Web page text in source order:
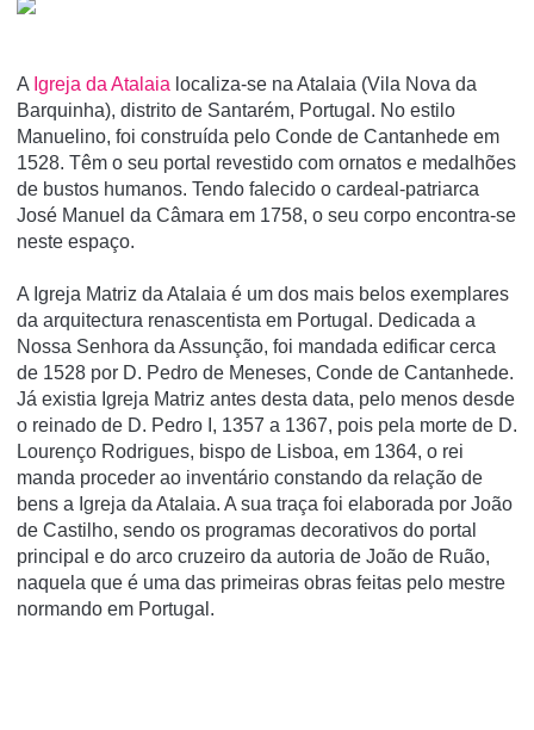
A Igreja da Atalaia localiza-se na Atalaia (Vila Nova da
Barquinha), distrito de Santarém, Portugal. No estilo
Manuelino, foi construí­da pelo Conde de Cantanhede em
1528. Têm o seu portal revestido com ornatos e medalhões
de bustos humanos. Tendo falecido o cardeal-patriarca
José Manuel da Câmara em 1758, o seu corpo encontra-se
neste espaço.
A Igreja Matriz da Atalaia é um dos mais belos exemplares
da arquitectura renascentista em Portugal. Dedicada a
Nossa Senhora da Assunção, foi mandada edificar cerca
de 1528 por D. Pedro de Meneses, Conde de Cantanhede.
Já existia Igreja Matriz antes desta data, pelo menos desde
o reinado de D. Pedro I, 1357 a 1367, pois pela morte de D.
Lourenço Rodrigues, bispo de Lisboa, em 1364, o rei
manda proceder ao inventário constando da relação de
bens a Igreja da Atalaia. A sua traça foi elaborada por João
de Castilho, sendo os programas decorativos do portal
principal e do arco cruzeiro da autoria de João de Ruão,
naquela que é uma das primeiras obras feitas pelo mestre
normando em Portugal.